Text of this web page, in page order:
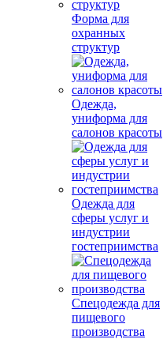
Форма для
охранных
структур
Одежда,
униформа для
салонов красоты
Одежда для
сферы услуг и
индустрии
гостеприимства
Спецодежда для
пищевого
производства